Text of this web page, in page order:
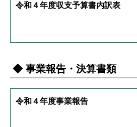
令和４年度収支予算書内訳表
◆ 事業報告・決算書類
令和４年度事業報告